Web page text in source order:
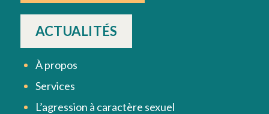
ACTUALITÉS
À propos
Services
L’agression à caractère sexuel